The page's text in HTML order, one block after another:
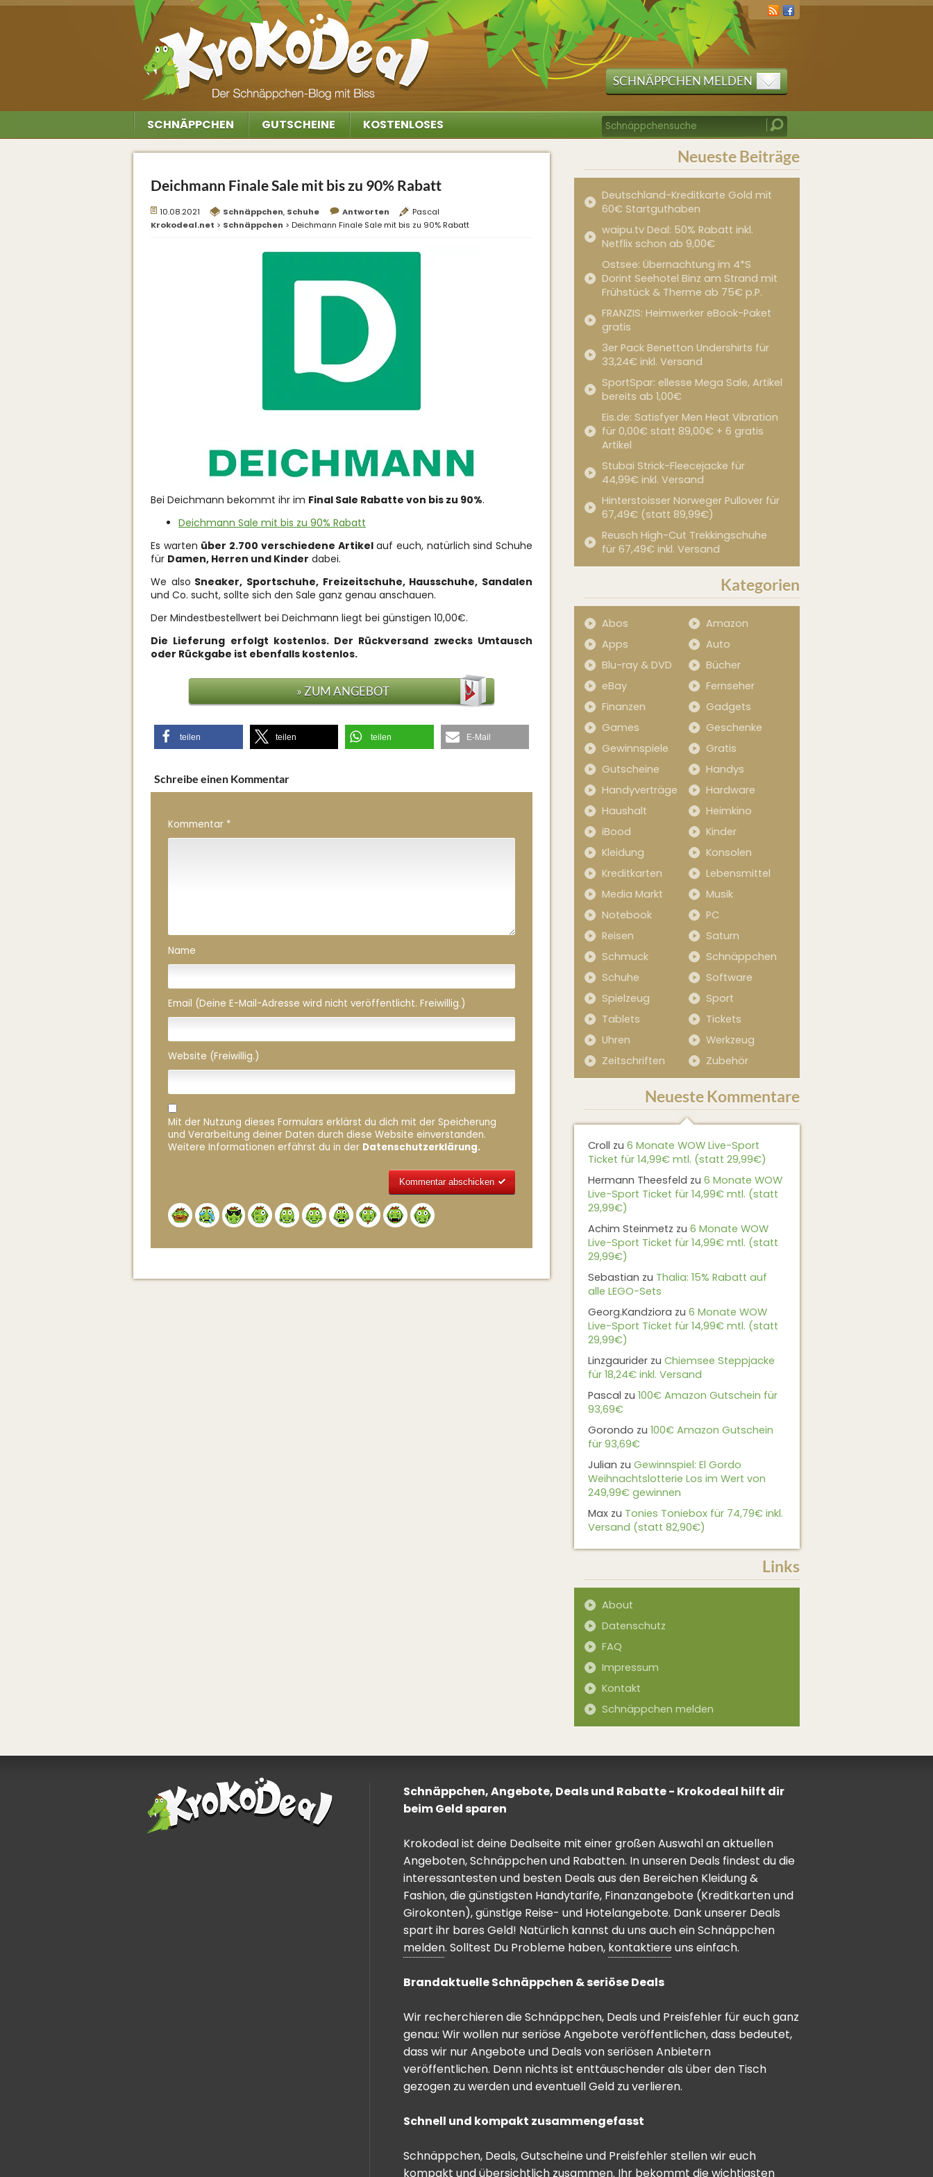
SCHNÄPPCHEN MELDEN
SCHNÄPPCHEN GUTSCHEINE KOSTENLOSES
Deichmann Finale Sale mit bis zu 90% Rabatt
10.08.2021 Schnäppchen, Schuhe Antworten
Pascal
Krokodeal.net > Schnäppchen > Deichmann Finale Sale mit bis zu 90% Rabatt
Bei Deichmann bekommt ihr im Final Sale Rabatte von bis zu 90%.
Deichmann Sale mit bis zu 90% Rabatt
Es warten über 2.700 verschiedene Artikelauf euch, natürlich sind Schuhe
für Damen, Herren und Kinder dabei.
We also Sneaker, Sportschuhe, Freizeitschuhe, Hausschuhe, Sandalen
und Co. sucht, sollte sich den Sale ganz genau anschauen.
Der Mindestbestellwert bei Deichmann liegt bei günstigen 10,00€.
Die Lieferung erfolgt kostenlos. Der Rückversand zwecks Umtausch
oder Rückgabe ist ebenfalls kostenlos.
» ZUM ANGEBOT
teilen teilen teilen E-Mail
Schreibe einen Kommentar
Kommentar *
Name
Email (Deine E-Mail-Adresse wird nicht veröffentlicht. Freiwillig.)
Website (Freiwillig.)
Mit der Nutzung dieses Formulars erklärst du dich mit der Speicherung
und Verarbeitung deiner Daten durch diese Website einverstanden.
Weitere Informationen erfährst du in der Datenschutzerklärung.
Neueste Beiträge
Deutschland-Kreditkarte Gold mit
60€ Startguthaben
waipu.tv Deal: 50% Rabatt inkl.
Netflix schon ab 9,00€
Ostsee: Übernachtung im 4*S
Dorint Seehotel Binz am Strand mit
Frühstück & Therme ab 75€ p.P.
FRANZIS: Heimwerker eBook-Paket
gratis
3er Pack Benetton Undershirts für
33,24€ inkl. Versand
SportSpar: ellesse Mega Sale, Artikel
bereits ab 1,00€
Eis.de: Satisfyer Men Heat Vibration
für 0,00€ statt 89,00€ + 6 gratis
Artikel
Stubai Strick-Fleecejacke für
44,99€ inkl. Versand
Hinterstoisser Norweger Pullover für
67,49€ (statt 89,99€)
Reusch High-Cut Trekkingschuhe
für 67,49€ inkl. Versand
Kategorien
Abos
Amazon
Apps
Auto
Blu-ray & DVD
Bücher
eBay
Fernseher
Finanzen
Gadgets
Games
Geschenke
Gewinnspiele
Gratis
Gutscheine
Handys
Handyverträge
Hardware
Haushalt
Heimkino
iBood
Kinder
Kleidung
Konsolen
Kreditkarten
Lebensmittel
Media Markt
Musik
Notebook
PC
Reisen
Saturn
Schmuck
Schnäppchen
Schuhe
Software
Spielzeug
Sport
Tablets
Tickets
Uhren
Werkzeug
Zeitschriften
Zubehör
Neueste Kommentare
Croll zu 6 Monate WOW Live-Sport
Ticket für 14,99€ mtl. (statt 29,99€)
Hermann Theesfeld zu 6 Monate WOW
Live-Sport Ticket für 14,99€ mtl. (statt
29,99€)
Achim Steinmetz zu 6 Monate WOW
Live-Sport Ticket für 14,99€ mtl. (statt
29,99€)
Sebastian zu Thalia: 15% Rabatt auf
alle LEGO-Sets
Georg.Kandziora zu 6 Monate WOW
Live-Sport Ticket für 14,99€ mtl. (statt
29,99€)
Linzgaurider zu Chiemsee Steppjacke
für 18,24€ inkl. Versand
Pascal zu 100€ Amazon Gutschein für
93,69€
Gorondo zu 100€ Amazon Gutschein
für 93,69€
Julian zu Gewinnspiel: El Gordo
Weihnachtslotterie Los im Wert von
249,99€ gewinnen
Max zu Tonies Toniebox für 74,79€ inkl.
Versand (statt 82,90€)
Links
About
Datenschutz
FAQ
Impressum
Kontakt
Schnäppchen melden
Schnäppchen, Angebote, Deals und Rabatte - Krokodeal hilft dir
beim Geld sparen
Krokodeal ist deine Dealseite mit einer großen Auswahl an aktuellen
Angeboten, Schnäppchen und Rabatten. In unseren Deals findest du die
interessantesten und besten Deals aus den Bereichen Kleidung &
Fashion, die günstigsten Handytarife, Finanzangebote (Kreditkarten und
Girokonten), günstige Reise- und Hotelangebote. Dank unserer Deals
spart ihr bares Geld! Natürlich kannst du uns auch ein Schnäppchen
melden. Solltest Du Probleme haben, kontaktiere uns einfach.
Brandaktuelle Schnäppchen & seriöse Deals
Wir recherchieren die Schnäppchen, Deals und Preisfehler für euch ganz
genau: Wir wollen nur seriöse Angebote veröffentlichen, dass bedeutet,
dass wir nur Angebote und Deals von seriösen Anbietern
veröffentlichen. Denn nichts ist enttäuschender als über den Tisch
gezogen zu werden und eventuell Geld zu verlieren.
Schnell und kompakt zusammengefasst
Schnäppchen, Deals, Gutscheine und Preisfehler stellen wir euch
kompakt und übersichtlich zusammen. Ihr bekommt die wichtigsten